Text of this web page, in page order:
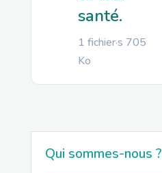
santé.
1 fichier·s 705
Ko
Qui sommes-nous ?